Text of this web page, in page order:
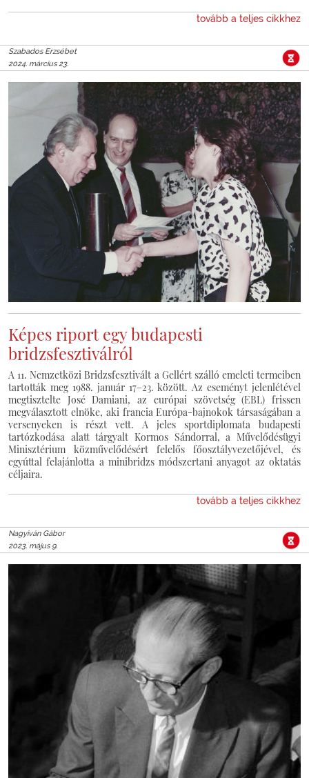
tovább a teljes cikkhez
Szabados Erzsébet
2024. március 23.
Képes riport egy budapesti
bridzsfesztiválról
A 11. Nemzetközi Bridzsfesztivált a Gellért szálló emeleti termeiben
tartották meg 1988. január 17–23. között. Az eseményt jelenlétével
megtisztelte José Damiani, az európai szövetség (EBL) frissen
megválasztott elnöke, aki francia Európa-bajnokok társaságában a
versenyeken is részt vett. A jeles sportdiplomata budapesti
tartózkodása alatt tárgyalt Kormos Sándorral, a Művelődésügyi
Minisztérium közművelődésért felelős főosztályvezetőjével, és
egyúttal felajánlotta a minibridzs módszertani anyagot az oktatás
céljaira.
tovább a teljes cikkhez
Nagyiván Gábor
2023. május 9.